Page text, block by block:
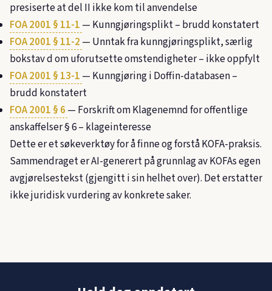
presiserte at del II ikke kom til anvendelse
FOA 2001 § 11-1 — Kunngjøringsplikt – brudd konstatert
FOA 2001 § 11-2 — Unntak fra kunngjøringsplikt, særlig
bokstav d om uforutsette omstendigheter – ikke oppfylt
FOA 2001 § 13-1 — Kunngjøring i Doffin-databasen –
brudd konstatert
FOA 2001 § 6 — Forskrift om Klagenemnd for offentlige
anskaffelser § 6 – klageinteresse
Dette er et søkeverktøy for å finne og forstå KOFA-praksis.
Sammendraget er AI-generert på grunnlag av KOFAs egen
avgjørelsestekst (gjengitt i sin helhet over). Det erstatter
ikke juridisk vurdering av konkrete saker.